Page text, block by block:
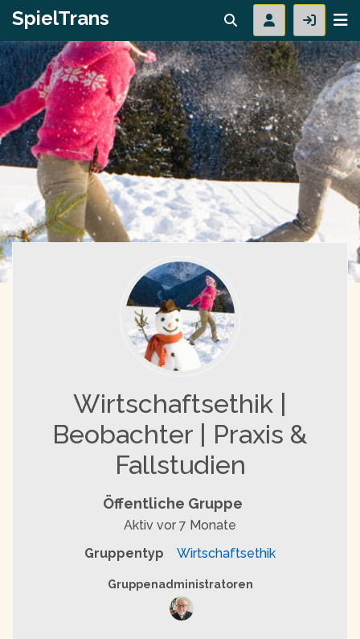
SpielTrans
Wirtschaftsethik |
Beobachter | Praxis &
Fallstudien
Öffentliche Gruppe
Aktiv vor 7 Monate
Gruppentyp
Wirtschaftsethik
Gruppenführung
Gruppenadministratoren